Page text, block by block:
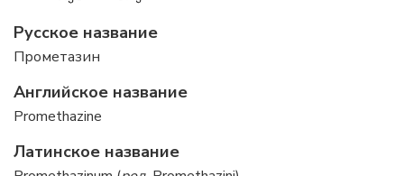
Русское название
Прометазин
Английское название
Promethazine
Латинское название